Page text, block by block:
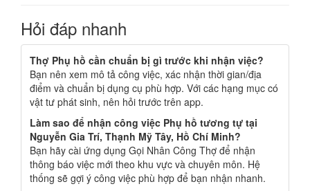
Hỏi đáp nhanh
Thợ Phụ hồ cần chuẩn bị gì trước khi nhận việc?
Bạn nên xem mô tả công việc, xác nhận thời gian/địa
điểm và chuẩn bị dụng cụ phù hợp. Với các hạng mục có
vật tư phát sinh, nên hỏi trước trên app.
Làm sao để nhận công việc Phụ hồ tương tự tại
Nguyễn Gia Trí, Thạnh Mỹ Tây, Hồ Chí Minh?
Bạn hãy cài ứng dụng Gọi Nhân Công Thợ để nhận
thông báo việc mới theo khu vực và chuyên môn. Hệ
thống sẽ gợi ý công việc phù hợp để bạn nhận nhanh.